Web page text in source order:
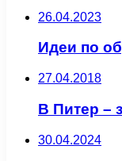
26.04.2023
Идеи по
27.04.2018
В Питер –
30.04.2024